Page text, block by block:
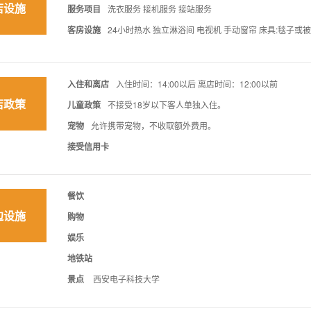
设施 服务项目 洗衣服务 接机服务 接站服务
客房设施 24小时热水 独立淋浴间 电视机 手动窗帘 床具:毯子或
政策
入住和离店 入住时间：14:00以后 离店时间：12:00以前
儿童政策 不接受18岁以下客人单独入住。
宠物 允许携带宠物，不收取额外费用。
接受信用卡
设施
餐饮
购物
娱乐
地铁站
景点
西安电子科技大学